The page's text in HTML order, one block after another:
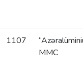
1107
MMC